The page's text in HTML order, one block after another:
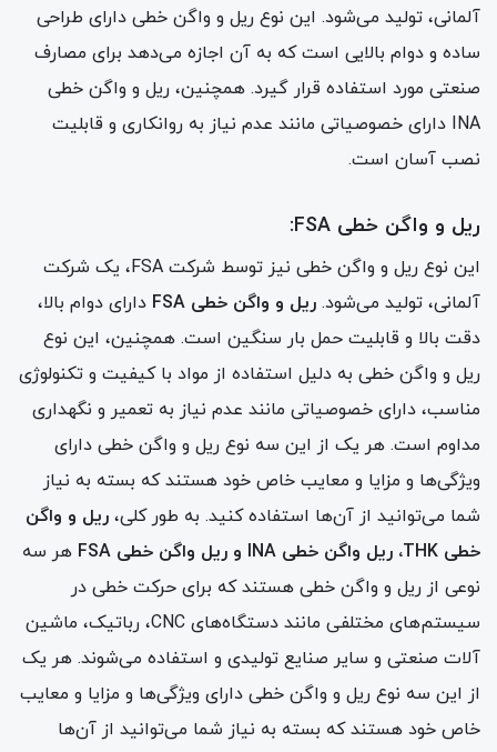
آلمانی، تولید می‌شود. این نوع ریل و واگن خطی دارای طراحی
ساده و دوام بالایی است که به آن اجازه می‌دهد برای مصارف
صنعتی مورد استفاده قرار گیرد. همچنین، ریل و واگن خطی
INA دارای خصوصیاتی مانند عدم نیاز به روانکاری و قابلیت
نصب آسان است.
ریل و واگن خطی FSA:
این نوع ریل و واگن خطی نیز توسط شرکت FSA، یک شرکت
آلمانی، تولید می‌شود. ریل و واگن خطی FSA
دارای دوام بالا،
دقت بالا و قابلیت حمل بار سنگین است. همچنین، این نوع
ریل و واگن خطی به دلیل استفاده از مواد با کیفیت و تکنولوژی
مناسب، دارای خصوصیاتی مانند عدم نیاز به تعمیر و نگهداری
مداوم است. هر یک از این سه نوع ریل و واگن خطی دارای
ویژگی‌ها و مزایا و معایب خاص خود هستند که بسته به نیاز
شما می‌توانید از آن‌ها استفاده کنید. به طور کلی، ریل و واگن
خطی THK، ریل واگن خطی INA و ریل واگن خطی FSA
هر سه
نوعی از ریل و واگن خطی هستند که برای حرکت خطی در
سیستم‌های مختلفی مانند دستگاه‌های CNC، رباتیک، ماشین
آلات صنعتی و سایر صنایع تولیدی و استفاده می‌شوند. هر یک
از این سه نوع ریل و واگن خطی دارای ویژگی‌ها و مزایا و معایب
خاص خود هستند که بسته به نیاز شما می‌توانید از آن‌ها